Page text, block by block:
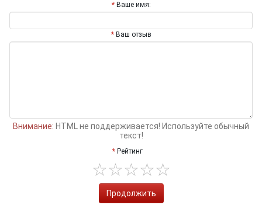
Ваше имя:
Ваш отзыв
Внимание: HTML не поддерживается! Используйте обычный
текст!
Рейтинг
Продолжить